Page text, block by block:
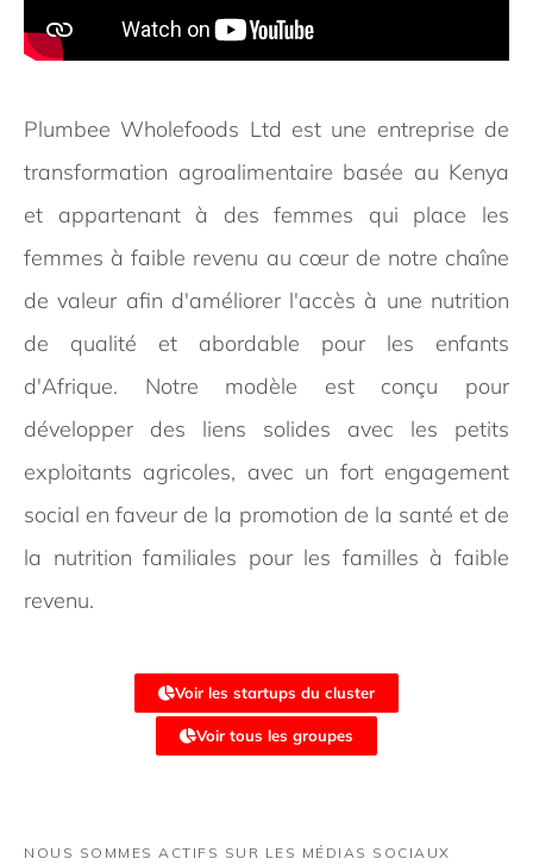
Plumbee Wholefoods Ltd est une entreprise de
transformation agroalimentaire basée au Kenya
et appartenant à des femmes qui place les
femmes à faible revenu au cœur de notre chaîne
de valeur afin d'améliorer l'accès à une nutrition
de qualité et abordable pour les enfants
d'Afrique. Notre modèle est conçu pour
développer des liens solides avec les petits
exploitants agricoles, avec un fort engagement
social en faveur de la promotion de la santé et de
la nutrition familiales pour les familles à faible
revenu.
Voir les startups du cluster
Voir tous les groupes
NOUS SOMMES ACTIFS SUR LES MÉDIAS SOCIAUX